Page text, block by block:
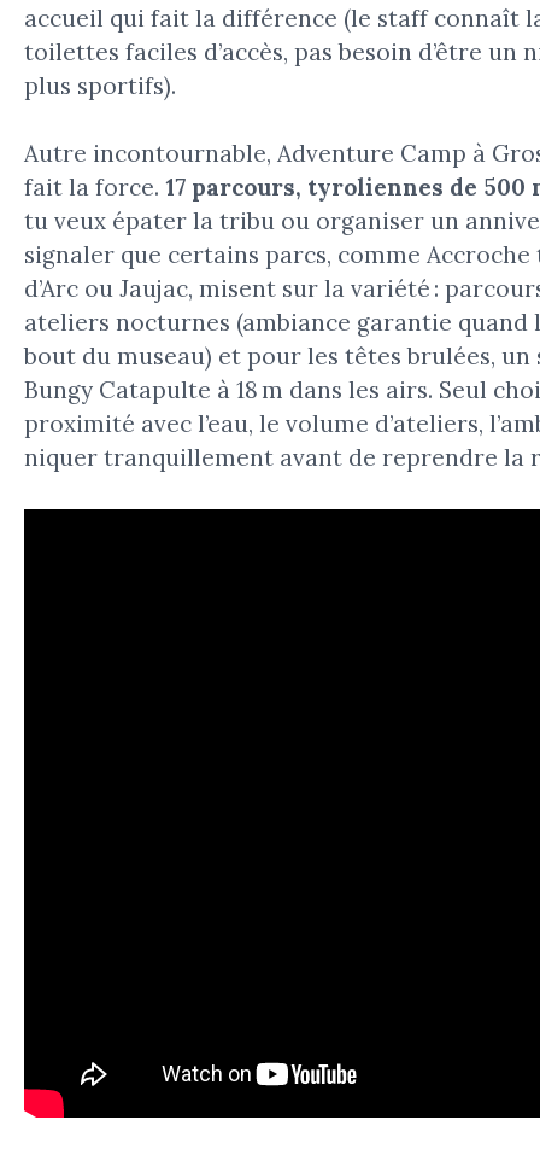
accueil qui fait la différence (le staff connaît
toilettes faciles d’accès, pas besoin d’être un
plus sportifs).
Autre incontournable, Adventure Camp à
fait la force. 17 parcours, tyroliennes de 500
tu veux épater la tribu ou organiser un
signaler que certains parcs, comme
d’Arc ou Jaujac, misent sur la variété :
ateliers nocturnes (ambiance garantie
bout du museau) et pour les têtes brulées, un
Bungy Catapulte à 18 m dans les airs. Seul
proximité avec l’eau, le volume d’ateliers,
niquer tranquillement avant de reprendre la